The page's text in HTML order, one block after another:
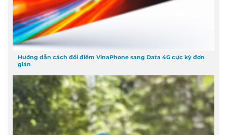
Hướng dẫn cách đổi điểm VinaPhone sang Data 4G cực kỳ đơn
giản